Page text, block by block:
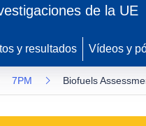
de la UE
y resultados Vídeos y
7PM Biofuels